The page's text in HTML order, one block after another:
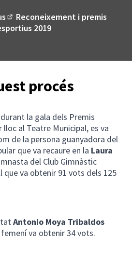
(Enllaç extern)
Reconeixement i premis
2019
procés
la gala dels Premis
al Teatre Municipal, es va
de la persona guanyadora del
que va recaure en la Laura
del Club Gimnàstic
que va obtenir 91 vots dels 125
Antonio Moya Tribaldos
va obtenir 34 vots.